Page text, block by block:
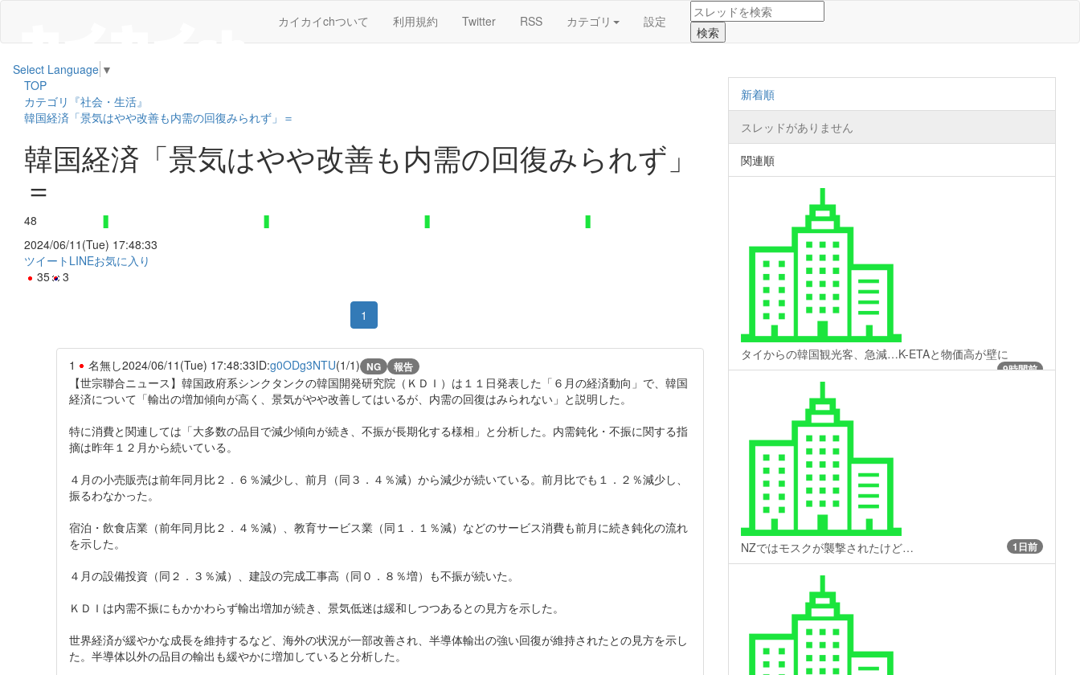
カイカイchついて 利用規約 Twitter RSS カテゴリ 設定
Select Language ▼
TOP
カテゴリ『社会・生活』
韓国経済「景気はやや改善も内需の回復みられず」＝
韓国経済「景気はやや改善も内需の回復みられず」
＝
48
2024/06/11(Tue) 17:48:33
ツイート LINEお気に入り
35
3
1
1 名無し2024/06/11(Tue) 17:48:33ID:g0ODg3NTU(1/1) NG 報告
【世宗聯合ニュース】韓国政府系シンクタンクの韓国開発研究院（ＫＤＩ）は１１日発表した「６月の経済動向」で、韓国
経済について「輸出の増加傾向が高く、景気がやや改善してはいるが、内需の回復はみられない」と説明した。
特に消費と関連しては「大多数の品目で減少傾向が続き、不振が長期化する様相」と分析した。内需鈍化・不振に関する指
摘は昨年１２月から続いている。
４月の小売販売は前年同月比２．６％減少し、前月（同３．４％減）から減少が続いている。前月比でも１．２％減少し、
振るわなかった。
宿泊・飲食店業（前年同月比２．４％減）、教育サービス業（同１．１％減）などのサービス消費も前月に続き鈍化の流れ
を示した。
４月の設備投資（同２．３％減）、建設の完成工事高（同０．８％増）も不振が続いた。
ＫＤＩは内需不振にもかかわらず輸出増加が続き、景気低迷は緩和しつつあるとの見方を示した。
世界経済が緩やかな成長を維持するなど、海外の状況が一部改善され、半導体輸出の強い回復が維持されたとの見方を示し
た。半導体以外の品目の輸出も緩やかに増加していると分析した。
新着順
スレッドがありません
関連順
タイからの韓国観光客、急減…K-ETAと物価高が壁に
9時間前
NZではモスクが襲撃されたけど… 1日前